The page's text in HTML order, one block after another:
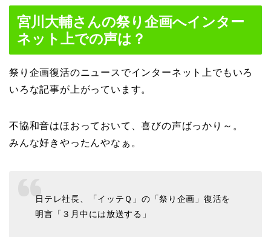
宮川大輔さんの祭り企画へインター
ネット上での声は？
祭り企画復活のニュースでインターネット上でもいろ
いろな記事が上がっています。
不協和音はほおっておいて、喜びの声ばっかり～。
みんな好きやったんやなぁ。
日テレ社長、「イッテＱ」の「祭り企画」復活を
明言「３月中には放送する」